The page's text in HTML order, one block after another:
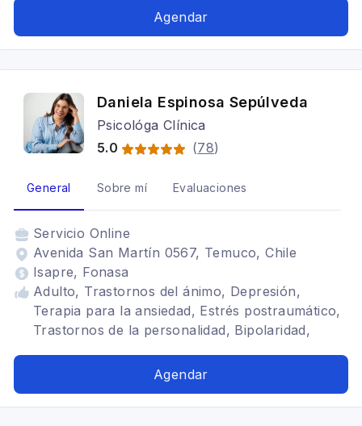
Agendar
Daniela Espinosa Sepúlveda
Psicológa Clínica
5.0
(78)
General Sobre mí Evaluaciones
Servicio Online
Avenida San Martín 0567, Temuco, Chile
Isapre, Fonasa
Adulto, Trastornos del ánimo, Depresión,
Terapia para la ansiedad, Estrés postraumático,
Trastornos de la personalidad, Bipolaridad,
Agendar